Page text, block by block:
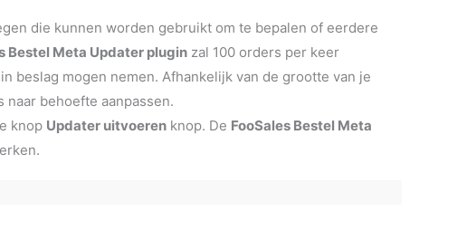
die kunnen worden gebruikt om te bepalen of eerdere
Bestel Meta Updater plugin zal 100 orders per keer
beslag mogen nemen. Afhankelijk van de grootte van je
naar behoefte aanpassen.
knop Updater uitvoeren knop. De FooSales Bestel Meta